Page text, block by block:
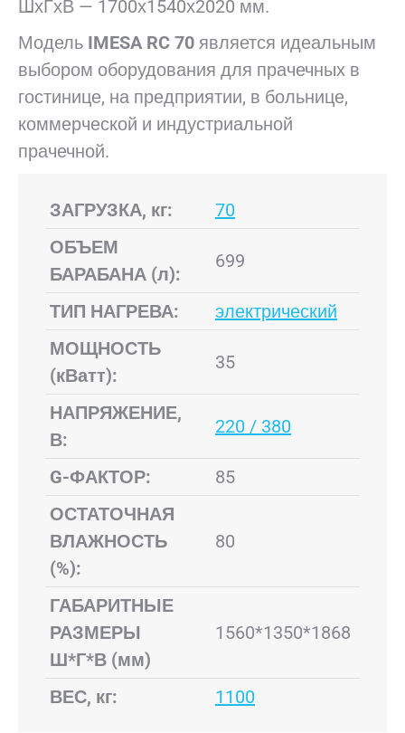
ШхГхВ — 1700х1540х2020 мм.
Модель IMESA RC 70 является идеальным
выбором оборудования для прачечных в
гостинице, на предприятии, в больнице,
коммерческой и индустриальной
прачечной.
ЗАГРУЗКА, кг:
70
ОБЪЕМ
БАРАБАНА (л):
699
ТИП НАГРЕВА:
электрический
МОЩНОСТЬ
(кВатт):
35
НАПРЯЖЕНИЕ,
В:
220 / 380
G-ФАКТОР:
85
ОСТАТОЧНАЯ
ВЛАЖНОСТЬ
(%):
80
ГАБАРИТНЫЕ
РАЗМЕРЫ
Ш*Г*В (мм)
1560*1350*1868
ВЕС, кг: 1100